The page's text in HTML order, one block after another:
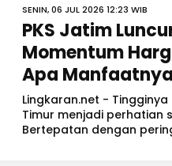
SENIN, 06 JUL 2026 12:23 WIB
PKS Jatim
Momentum
Apa
Lingkaran.net -
Timur menjadi perhatian
Bertepatan dengan